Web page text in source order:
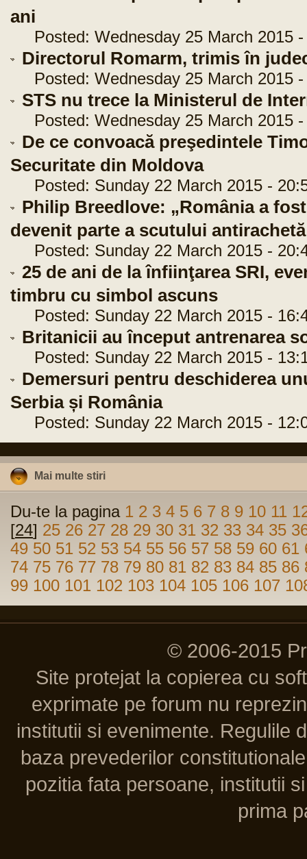
ani
Posted: Wednesday 25 March 2015 -
Directorul Romarm, trimis în
Posted: Wednesday 25 March 2015 -
STS nu trece la Ministerul de
Posted: Wednesday 25 March 2015 -
De ce convoacă preşedintele
Securitate din Moldova
Posted: Sunday 22 March 2015 -
Philip Breedlove: „România a
devenit parte a scutului antirachetă
Posted: Sunday 22 March 2015 -
25 de ani de la înfiinţarea SRI,
timbru cu simbol ascuns
Posted: Sunday 22 March 2015 -
Britanicii au început antrenarea
Posted: Sunday 22 March 2015 -
Demersuri pentru deschiderea
Serbia și România
Posted: Sunday 22 March 2015 -
Mai multe stiri
Du-te la pagina 1 2 3 4 5 6 7 8 9 10 11
[24] 25 26 27 28 29 30 31 32 33 34 35
49 50 51 52 53 54 55 56 57 58 59 60 61
74 75 76 77 78 79 80 81 82 83 84 85 86
99 100 101 102 103 104 105 106 107
© 2006-2015
Site protejat la copierea cu
exprimate pe forum nu
institutii si evenimente. Regulile
baza prevederilor
pozitia fata persoane, institutii
prima